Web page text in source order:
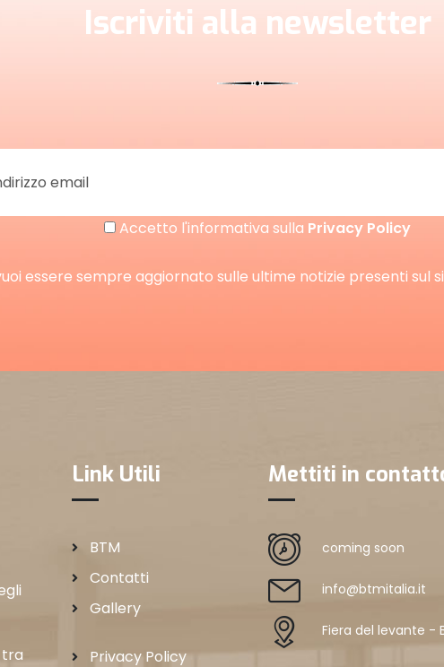
Iscriviti alla newsletter
Accetto l'informativa sulla Privacy Policy
essere sempre aggiornato sulle ultime notizie presenti sul
tra
Link Utili
BTM
Contatti
Gallery
Privacy Policy
Mettiti in
coming soon
info@btmitalia.it
Fiera del levante -